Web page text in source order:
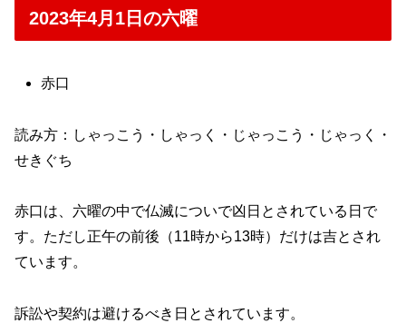
2023年4月1日の六曜
赤口
読み方：しゃっこう・しゃっく・じゃっこう・じゃっく・
せきぐち
赤口は、六曜の中で仏滅についで凶日とされている日で
す。ただし正午の前後（11時から13時）だけは吉とされ
ています。
訴訟や契約は避けるべき日とされています。